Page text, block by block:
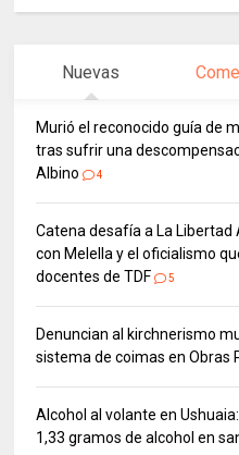
Nuevas
Murió el reconocido guía de
tras sufrir una
Albino
4
Catena desafía a La
con Melella y el oficialismo
docentes de TDF
5
Denuncian al kirchnerismo
sistema de coimas en Obras
Alcohol al volante en
1,33 gramos de alcohol en